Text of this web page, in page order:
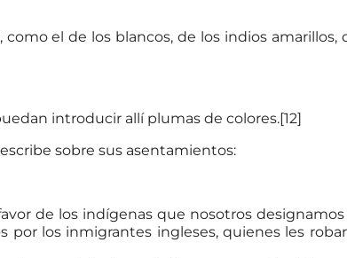
el de los blancos, de los indios amarillos,
introducir allí plumas de colores.[12]
sobre sus asentamientos:
de los indígenas que nosotros designamos
los inmigrantes ingleses, quienes les